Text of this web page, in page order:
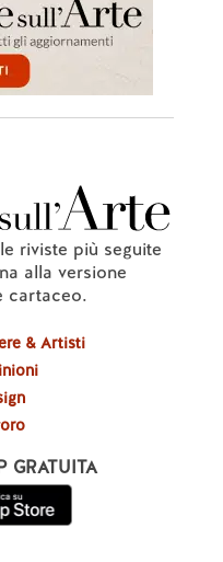
riviste più seguite
alla versione
cartaceo.
& Artisti
GRATUITA